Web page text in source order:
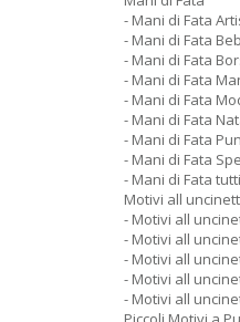
- Mani di Fata
- Mani di Fata
- Mani di Fata
- Mani di Fata
- Mani di Fata
- Mani di Fata
- Mani di Fata
- Mani di Fata
- Mani di Fata
Motivi all
- Motivi all
- Motivi all
- Motivi all
- Motivi all
- Motivi all